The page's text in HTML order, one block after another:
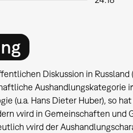
Diskussion in Russland
Aushandlungskategorie
(u.a. Hans Dieter Huber), so
wird in Gemeinschaften und
wird der